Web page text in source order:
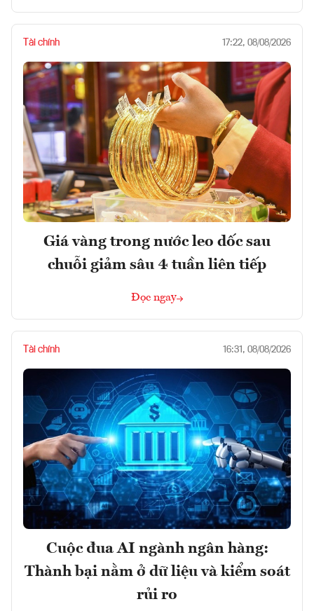
Tài chính 17:22, 08/08/2026
Giá vàng trong nước leo dốc sau
chuỗi giảm sâu 4 tuần liên tiếp
Đọc ngay
Tài chính 16:31, 08/08/2026
Cuộc đua AI ngành ngân hàng:
Thành bại nằm ở dữ liệu và kiểm soát
rủi ro